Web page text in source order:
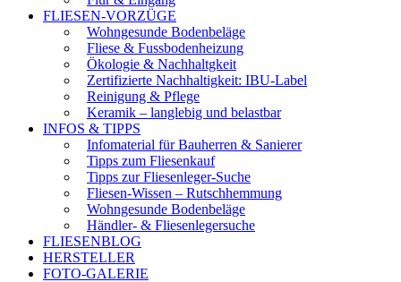
FLIESEN-VORZÜGE
Wohngesunde Bodenbeläge
Fliese & Fussbodenheizung
Ökologie & Nachhaltgkeit
Zertifizierte Nachhaltigkeit: IBU-Label
Reinigung & Pflege
Keramik – langlebig und belastbar
INFOS & TIPPS
Infomaterial für Bauherren & Sanierer
Tipps zum Fliesenkauf
Tipps zur Fliesenleger-Suche
Fliesen-Wissen – Rutschhemmung
Wohngesunde Bodenbeläge
Händler- & Fliesenlegersuche
FLIESENBLOG
HERSTELLER
FOTO-GALERIE